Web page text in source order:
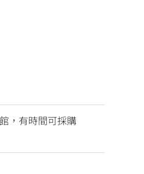
，有時間可採購